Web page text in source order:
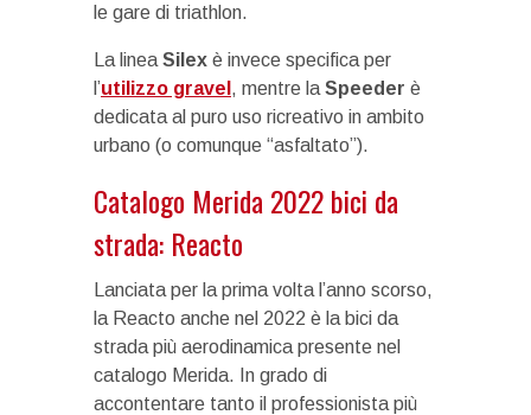
le gare di triathlon.
La linea Silex è invece specifica per
l’utilizzo gravel , mentre la Speeder è
dedicata al puro uso ricreativo in ambito
urbano (o comunque “asfaltato”).
Catalogo Merida 2022 bici da
strada: Reacto
Lanciata per la prima volta l’anno scorso,
la Reacto anche nel 2022 è la bici da
strada più aerodinamica presente nel
catalogo Merida. In grado di
accontentare tanto il professionista più